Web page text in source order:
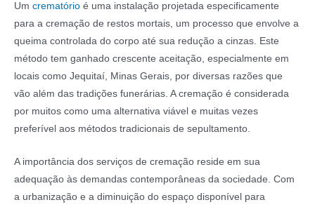
Um crematório é uma instalação projetada especificamente
para a cremação de restos mortais, um processo que envolve a
queima controlada do corpo até sua redução a cinzas. Este
método tem ganhado crescente aceitação, especialmente em
locais como Jequitaí, Minas Gerais, por diversas razões que
vão além das tradições funerárias. A cremação é considerada
por muitos como uma alternativa viável e muitas vezes
preferível aos métodos tradicionais de sepultamento.
A importância dos serviços de cremação reside em sua
adequação às demandas contemporâneas da sociedade. Com
a urbanização e a diminuição do espaço disponível para